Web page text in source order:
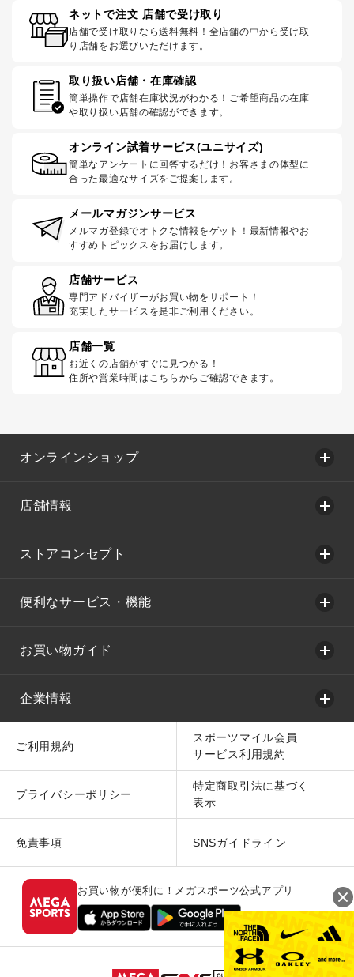
ネットで注文 店舗で受け取り
店舗で受け取りなら送料無料！全店舗の中から受け取
り店舗をお選びいただけます。
取り扱い店舗・在庫確認
簡単操作で店舗在庫状況がわかる！ご希望商品の在庫
や取り扱い店舗の確認ができます。
オンライン試着サービス(ユニサイズ)
簡単なアンケートに回答するだけ！お客さまの体型に
合った最適なサイズをご提案します。
メールマガジンサービス
メルマガ登録でオトクな情報をゲット！最新情報やお
すすめトピックスをお届けします。
店舗サービス
専門アドバイザーがお買い物をサポート！
充実したサービスを是非ご利用ください。
店舗一覧
お近くの店舗がすぐに見つかる！
住所や営業時間はこちらからご確認できます。
オンラインショップ
店舗情報
ストアコンセプト
便利なサービス・機能
お買い物ガイド
企業情報
ご利用規約
スポーツマイル会員
サービス利用規約
プライバシーポリシー
特定商取引法に基づく
表示
免責事項 SNSガイドライン
お買い物が便利に！メガスポーツ公式アプリ